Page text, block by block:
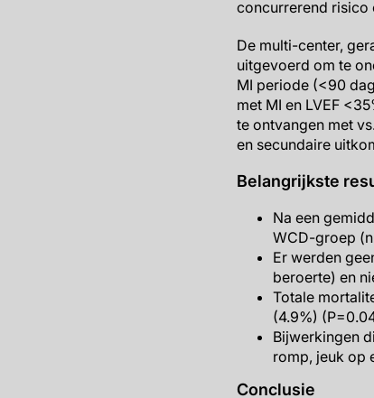
concurrerend risico
De multi-center,
uitgevoerd om te
MI periode (<90
met MI en LVEF
te ontvangen met
en secundaire
Belangrijkste
Na een
WCD-groep
Er werden
beroerte) en
Totale
(4.9%)
Bijwerkingen
romp, jeuk op
Conclusie